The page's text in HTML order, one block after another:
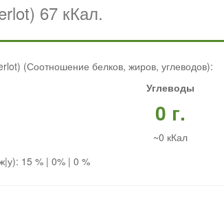
67 кКал.
(Соотношение белков, жиров, углеводов):
Углеводы
0 г.
~0 кКал
15 % | 0% | 0 %